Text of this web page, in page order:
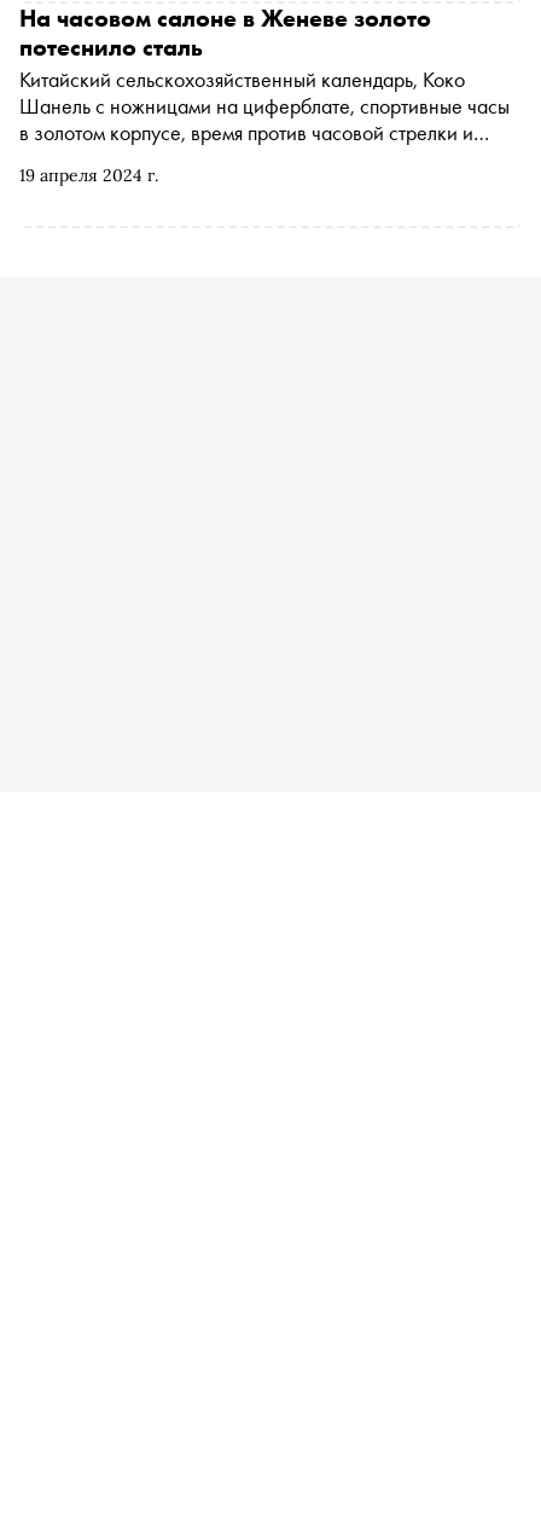
19 апреля 2024 г.
На часовом салоне в Женеве золото
потеснило сталь
Китайский сельскохозяйственный календарь, Коко
Шанель с ножницами на циферблате, спортивные часы
в золотом корпусе, время против часовой стрелки и
3499 году, — чем удивили мануфактуры на часовом